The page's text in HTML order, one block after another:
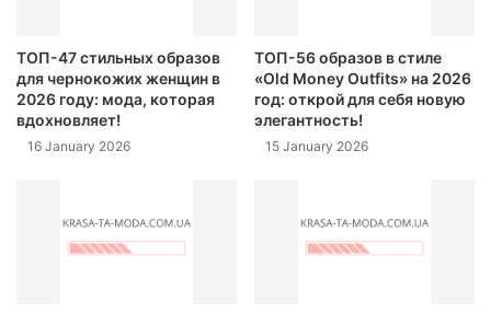
ТОП-47 стильных образов
для чернокожих женщин в
2026 году: мода, которая
вдохновляет!
16 January 2026
ТОП-56 образов в стиле
«Old Money Outfits» на 2026
год: открой для себя новую
элегантность!
15 January 2026